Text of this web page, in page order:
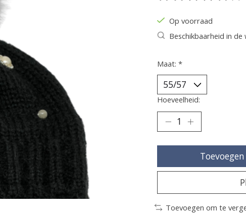
Op voorraad
Beschikbaarheid in
Maat: *
Hoeveelheid:
Toevoegen om te